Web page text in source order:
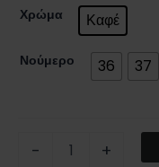
Χρώμα Καφέ
Νούμερο 36 37
- +